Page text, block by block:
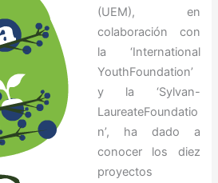
(UEM), en
colaboración con
la ‘International
YouthFoundation’
y la ‘Sylvan-
LaureateFoundatio
n’, ha dado a
conocer los diez
proyectos